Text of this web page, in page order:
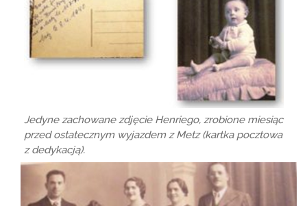
Jedyne zachowane zdjęcie Henriego, zrobione miesiąc
przed ostatecznym wyjazdem z Metz (kartka pocztowa
z dedykacją).